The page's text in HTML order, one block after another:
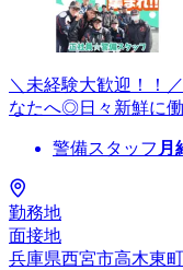
＼未経験大歓迎！！
なたへ◎日々新鮮に
警備スタッフ 月
勤務地
面接地
兵庫県西宮市高木東